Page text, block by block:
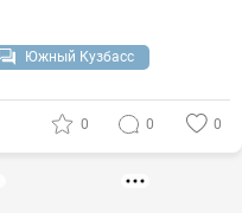
Южный Кузбасс
0 0 0